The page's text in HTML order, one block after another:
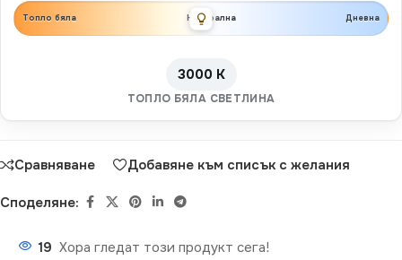
Топло бяла Неутрална Дневна
3000 K
ТОПЛО БЯЛА СВЕТЛИНА
Сравняване Добавяне към списък с желания
Споделяне:
19 Хора гледат този продукт сега!